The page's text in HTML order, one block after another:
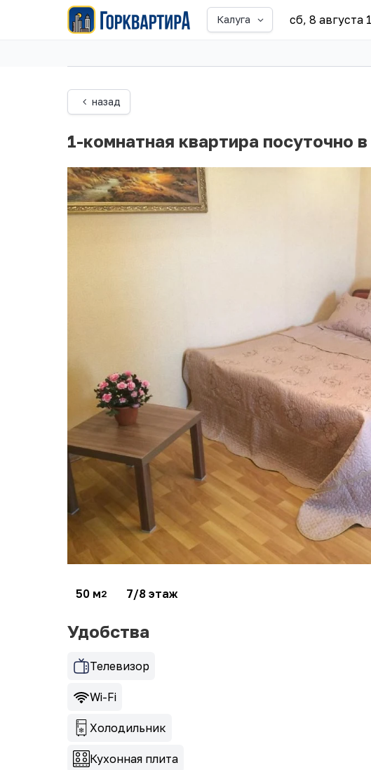
Калуга сб, 8 августа
назад
1-комнатная квартира посуточно
50 м2 7/8 этаж
Удобства
Телевизор
Wi-Fi
Холодильник
Кухонная плита